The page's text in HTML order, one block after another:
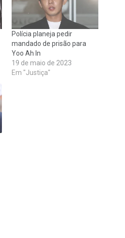
Polícia planeja pedir
mandado de prisão para
Yoo Ah In
19 de maio de 2023
Em "Justiça"